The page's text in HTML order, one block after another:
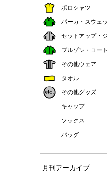
ポロシャツ
パーカ・スウェ
セットアップ・
ブルゾン・コート
その他ウェア
タオル
その他グッズ
キャップ
ソックス
バッグ
月刊アーカイブ